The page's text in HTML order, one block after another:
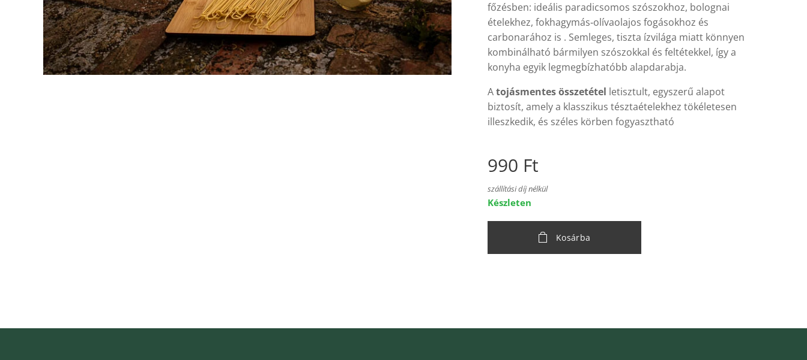
főzésben: ideális paradicsomos szószokhoz, bolognai
ételekhez, fokhagymás‑olívaolajos fogásokhoz és
carbonarához is . Semleges, tiszta ízvilága miatt könnyen
kombinálható bármilyen szószokkal és feltétekkel, így a
konyha egyik legmegbízhatóbb alapdarabja.
Atojásmentes összetétel letisztult, egyszerű alapot
biztosít, amely a klasszikus tésztaételekhez tökéletesen
illeszkedik, és széles körben fogyasztható
990 Ft
szállítási díj nélkül
Készleten
Kosárba